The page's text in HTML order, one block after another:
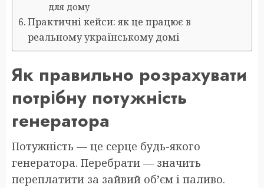
для дому
Практичні кейси: як це працює в
реальному українському домі
Як правильно розрахувати
потрібну потужність
генератора
Потужність — це серце будь-якого
генератора. Перебрати — значить
переплатити за зайвий об’єм і паливо.